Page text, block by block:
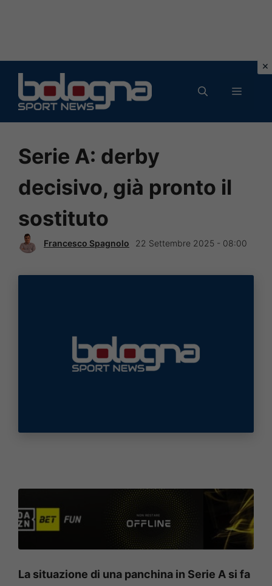
contenuto
MENU
Serie A: derby
decisivo, già pronto il
sostituto
Francesco Spagnolo 22 Settembre 2025 - 08:00
La situazione di una panchina in Serie A si fa